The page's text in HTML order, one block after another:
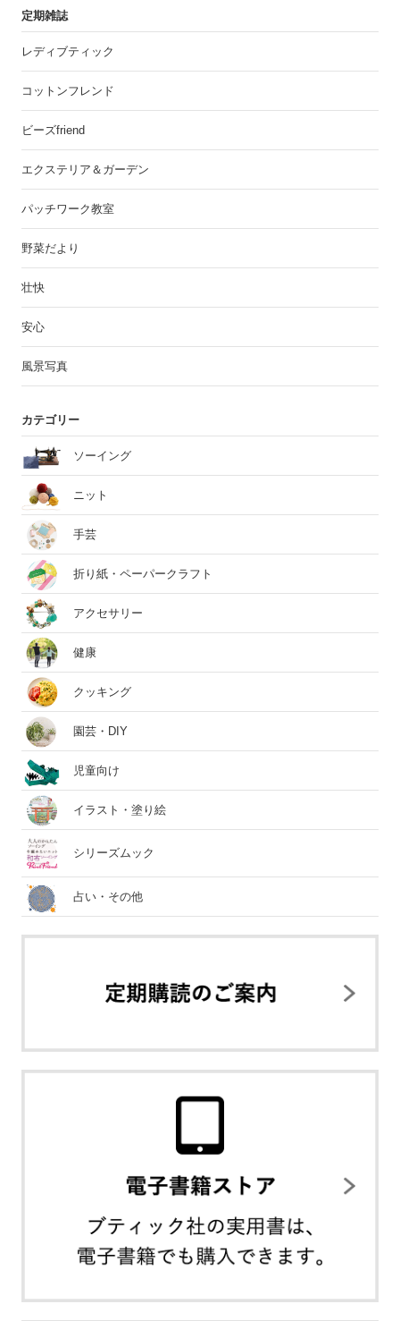
定期雑誌
レディブティック
コットンフレンド
ビーズfriend
エクステリア＆ガーデン
パッチワーク教室
野菜だより
壮快
安心
風景写真
カテゴリー
ソーイング
ニット
手芸
折り紙・ペーパークラフト
アクセサリー
健康
クッキング
園芸・DIY
児童向け
イラスト・塗り絵
シリーズムック
占い・その他